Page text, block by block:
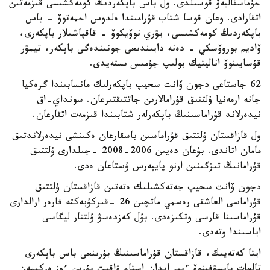
جۇماسقاليەۆ قوسىلدى. ول باس باپكەردىڭ كومەكشىسى قىزمەتىن
اتقارادى. وعان قوسا شتاب قۇرامىندا ەلدوس احمەتوۆ - باس
باپكەردىڭ كومەكشىسى، يۋري نوۆيكوۆ - قاقپاشىلار باپكەرى،
ۆاديم بوروۆسكي - دەنە دايىندىعى جونىندەگى باپكەر، تيمۋر
قۇسايىنوۆ اناليتيك بولىپ جۇمىس ىستەيدى.
62 جاستاعى دجون ۆانت سحيپ باپكەرلىك مانسابىندا گرەكيا
جانە ارمەنيا ۇلتتىق قۇرامالارىن جاتتىقتىرعان. سونداي-اق
نيدەرلاند قۇراماسىنىڭ باپكەرلەر شتابىندا قىزمەت اتقارعان.
ول قازاقستان ۇلتتىق قۇراماسىن باسقارعان ەكىنشى نيدەرلاندتىق
مامان اتاندى. بۇعان دەيىن 2006-2008 -جىلدارى ۇلتتىق
قۇرامانىڭ تىزگىنىن ارنو پايپەرس ۇستاعان ەدى.
دجون ۆانت سحيپ جەتەكشىلىك ەتەتىن قازاقستان ۇلتتىق
قۇراماسى العاشقى رەسمي ماتچىن 26 -قىركۇيەكتە فارەر ارالدارى
قۇراماسىنا قارسى وتكىزەدى. بۇل كەزدەسۋ ۇلتتار ليگاسى
اياسىندا وتەدى.
ايتا كەتەيىك، قازاقستان قۇراماسىنىڭ بۇرىنعى باس باپكەرى